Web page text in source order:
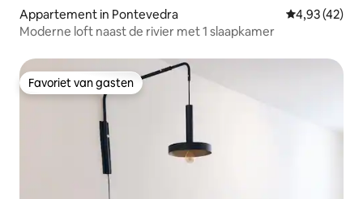
Appartement in Pontevedra Gemiddelde
4,93 (42)
Moderne loft naast de rivier met 1 slaapkamer
Favoriet van gasten
Favoriet van gasten